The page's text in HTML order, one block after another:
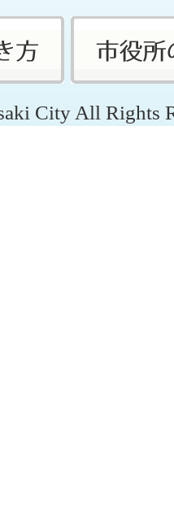
City All Rights